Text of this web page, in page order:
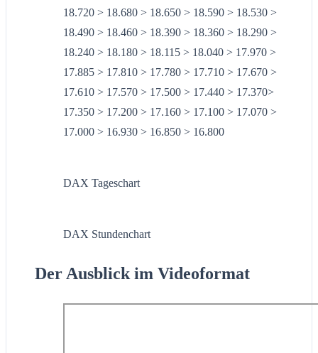
18.720 > 18.680 > 18.650 > 18.590 > 18.530 >
18.490 > 18.460 > 18.390 > 18.360 > 18.290 >
18.240 > 18.180 > 18.115 > 18.040 > 17.970 >
17.885 > 17.810 > 17.780 > 17.710 > 17.670 >
17.610 > 17.570 > 17.500 > 17.440 > 17.370>
17.350 > 17.200 > 17.160 > 17.100 > 17.070 >
17.000 > 16.930 > 16.850 > 16.800
DAX Tageschart
DAX Stundenchart
Der Ausblick im Videoformat